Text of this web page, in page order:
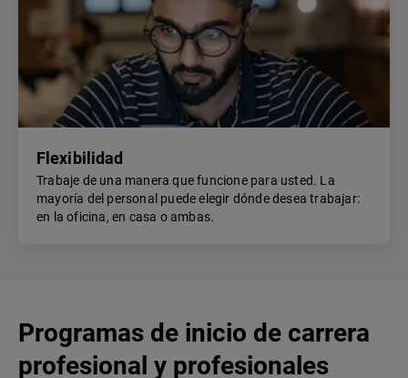
Flexibilidad
Trabaje de una manera que funcione para usted. La
mayoría del personal puede elegir dónde desea trabajar:
en la oficina, en casa o ambas.
Programas de inicio de carrera
profesional y profesionales